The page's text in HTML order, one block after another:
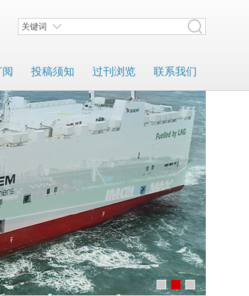
投稿须知 过刊浏览 联系我们
关键词